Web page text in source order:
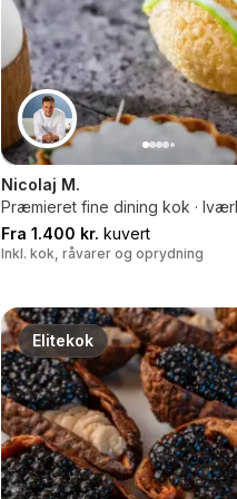
Nicolaj M.
Præmieret fine dining kok ·
Fra 1.400 kr. kuvert
Inkl. kok, råvarer og oprydning
Elitekok